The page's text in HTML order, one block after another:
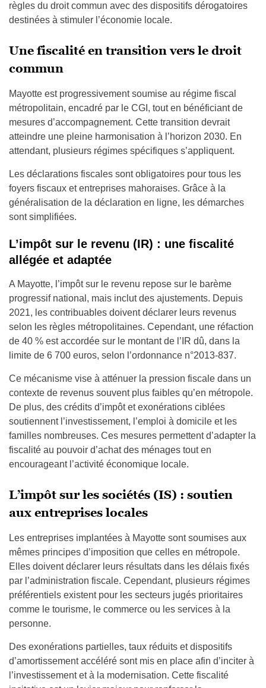
règles du droit commun avec des dispositifs dérogatoires
destinées à stimuler l’économie locale.
Une fiscalité en transition vers le droit
commun
Mayotte est progressivement soumise au régime fiscal
métropolitain, encadré par le CGI, tout en bénéficiant de
mesures d’accompagnement. Cette transition devrait
atteindre une pleine harmonisation à l’horizon 2030. En
attendant, plusieurs régimes spécifiques s’appliquent.
Les déclarations fiscales sont obligatoires pour tous les
foyers fiscaux et entreprises mahoraises. Grâce à la
généralisation de la déclaration en ligne, les démarches
sont simplifiées.
L’impôt sur le revenu (IR) : une fiscalité
allégée et adaptée
A Mayotte, l’impôt sur le revenu repose sur le barème
progressif national, mais inclut des ajustements. Depuis
2021, les contribuables doivent déclarer leurs revenus
selon les règles métropolitaines. Cependant, une réfaction
de 40 % est accordée sur le montant de l’IR dû, dans la
limite de 6 700 euros, selon l’ordonnance n°2013-837.
Ce mécanisme vise à atténuer la pression fiscale dans un
contexte de revenus souvent plus faibles qu’en métropole.
De plus, des crédits d’impôt et exonérations ciblées
soutiennent l’investissement, l’emploi à domicile et les
familles nombreuses. Ces mesures permettent d’adapter la
fiscalité au pouvoir d’achat des ménages tout en
encourageant l’activité économique locale.
L’impôt sur les sociétés (IS) : soutien
aux entreprises locales
Les entreprises implantées à Mayotte sont soumises aux
mêmes principes d’imposition que celles en métropole.
Elles doivent déclarer leurs résultats dans les délais fixés
par l’administration fiscale. Cependant, plusieurs régimes
préférentiels existent pour les secteurs jugés prioritaires
comme le tourisme, le commerce ou les services à la
personne.
Des exonérations partielles, taux réduits et dispositifs
d’amortissement accéléré sont mis en place afin d’inciter à
l’investissement et à la modernisation. Cette fiscalité